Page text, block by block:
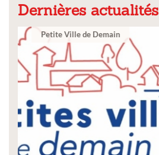
Dernières actualités